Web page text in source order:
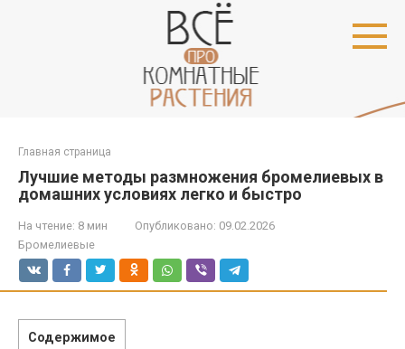
Главная страница
Лучшие методы размножения бромелиевых в
домашних условиях легко и быстро
На чтение: 8 мин Опубликовано: 09.02.2026
Бромелиевые
Содержимое